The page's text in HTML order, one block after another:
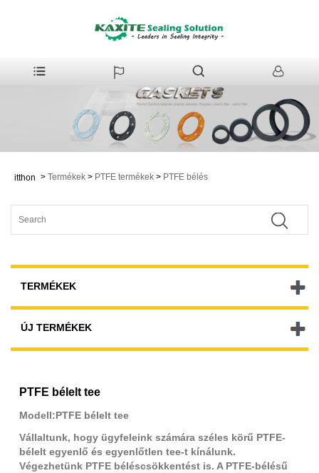
itthon > Termékek > PTFE termékek > PTFE bélés
TERMÉKEK
ÚJ TERMÉKEK
PTFE bélelt tee
Modell:PTFE bélelt tee
Vállaltunk, hogy ügyfeleink számára széles körű PTFE-
bélelt egyenlő és egyenlőtlen tee-t kínálunk.
Végezhetünk PTFE béléscsökkentést is. A PTFE-bélésű